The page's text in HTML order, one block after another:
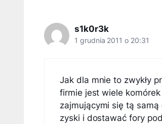
s1k0r3k
1 grudnia 2011 o 20:31
Jak dla mnie to zwykły
firmie jest wiele komórek
zajmującymi się tą samą
zyski i dostawać fory